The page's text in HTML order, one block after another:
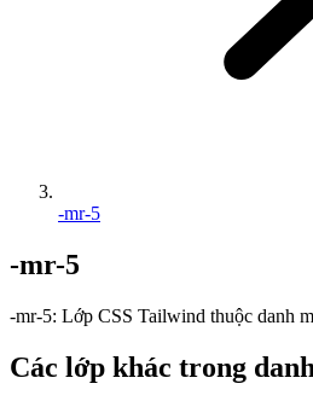
-mr-5
-mr-5
-mr-5: Lớp CSS Tailwind thuộc danh
Các lớp khác trong